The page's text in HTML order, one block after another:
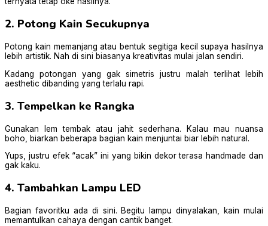
2. Potong Kain Secukupnya
Potong kain memanjang atau bentuk segitiga kecil supaya hasilnya
lebih artistik. Nah di sini biasanya kreativitas mulai jalan sendiri.
Kadang potongan yang gak simetris justru malah terlihat lebih
aesthetic dibanding yang terlalu rapi.
3. Tempelkan ke Rangka
Gunakan lem tembak atau jahit sederhana. Kalau mau nuansa
boho, biarkan beberapa bagian kain menjuntai biar lebih natural.
Yups, justru efek “acak” ini yang bikin dekor terasa handmade dan
gak kaku.
4. Tambahkan Lampu LED
Bagian favoritku ada di sini. Begitu lampu dinyalakan, kain mulai
memantulkan cahaya dengan cantik banget.